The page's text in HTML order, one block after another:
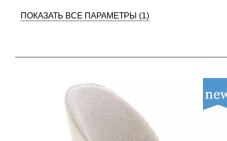
ПОКАЗАТЬ ВСЕ ПАРАМЕТРЫ (1)